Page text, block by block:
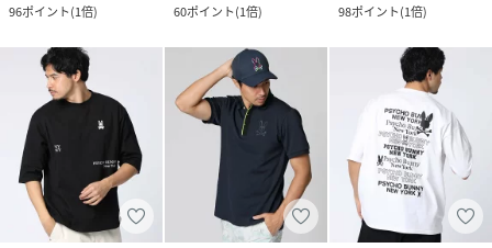
96ポイント(1倍)
60ポイント(1倍)
98ポイント(1倍)